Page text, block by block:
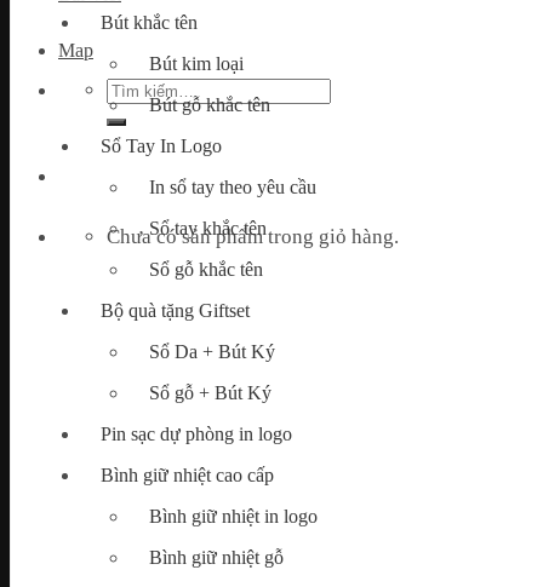
Map
Tìm
kiếm:
Chưa có sản phẩm trong giỏ hàng.
Bút khắc tên
Bút kim loại
Bút gỗ khắc tên
Sổ Tay In Logo
In sổ tay theo yêu cầu
Sổ tay khắc tên
Sổ gỗ khắc tên
Bộ quà tặng Giftset
Sổ Da + Bút Ký
Sổ gỗ + Bút Ký
Pin sạc dự phòng in logo
Bình giữ nhiệt cao cấp
Bình giữ nhiệt in logo
Bình giữ nhiệt gỗ